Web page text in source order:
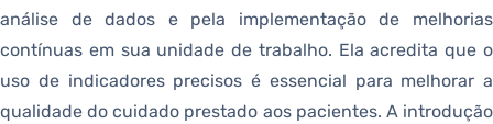
análise de dados e pela implementação de melhorias
contínuas em sua unidade de trabalho. Ela acredita que o
uso de indicadores precisos é essencial para melhorar a
qualidade do cuidado prestado aos pacientes. A introdução